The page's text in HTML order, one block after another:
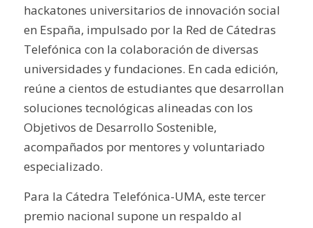
hackatones universitarios de innovación social
en España, impulsado por la Red de Cátedras
Telefónica con la colaboración de diversas
universidades y fundaciones. En cada edición,
reúne a cientos de estudiantes que desarrollan
soluciones tecnológicas alineadas con los
Objetivos de Desarrollo Sostenible,
acompañados por mentores y voluntariado
especializado.
Para la Cátedra Telefónica-UMA, este tercer
premio nacional supone un respaldo al